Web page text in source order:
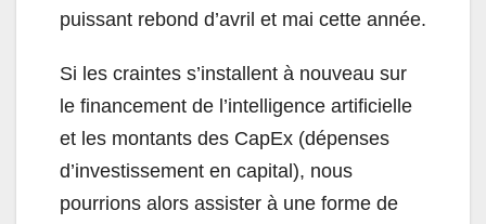
puissant rebond d’avril et mai cette année.
Si les craintes s’installent à nouveau sur
le financement de l’intelligence artificielle
et les montants des CapEx (dépenses
d’investissement en capital), nous
pourrions alors assister à une forme de